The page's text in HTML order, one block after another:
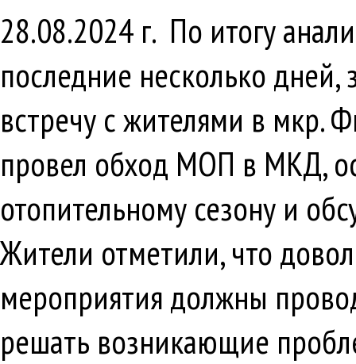
28.08.2024 г. По итогу
последние несколько
встречу с жителями в мкр.
провел обход МОП в МКД,
отопительному сезону и
Жители отметили, что
мероприятия должны
решать возникающие